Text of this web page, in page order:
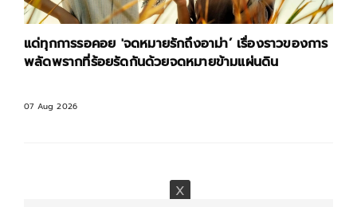
รรอคอย 'จดหมายรักถึงอาม่า’ เรื่องราวของการ
กที่ร้อยรัดกันด้วยจดหมายข้ามแผ่นดิน
'A Love